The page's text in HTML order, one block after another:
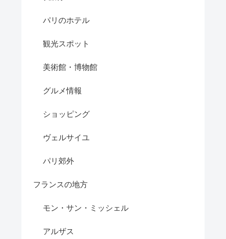
パリのホテル
観光スポット
美術館・博物館
グルメ情報
ショッピング
ヴェルサイユ
パリ郊外
フランスの地方
モン・サン・ミッシェル
アルザス